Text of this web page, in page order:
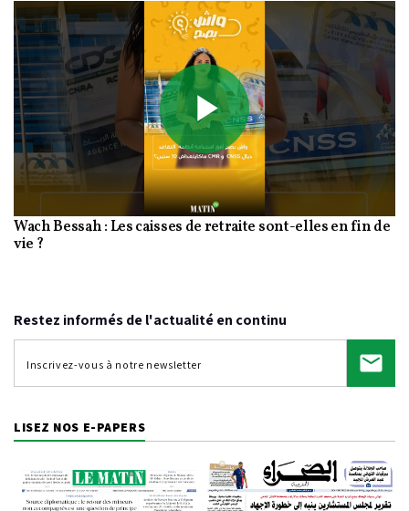
Play
Video
Wach Bessah : Les caisses de retraite sont-elles en fin de
vie ?
Restez informés de l'actualité en continu
LISEZ NOS E-PAPERS